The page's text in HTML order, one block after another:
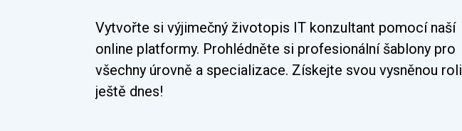
Vytvořte si výjimečný životopis IT konzultant pomocí naší
online platformy. Prohlédněte si profesionální šablony pro
všechny úrovně a specializace. Získejte svou vysněnou roli
ještě dnes!